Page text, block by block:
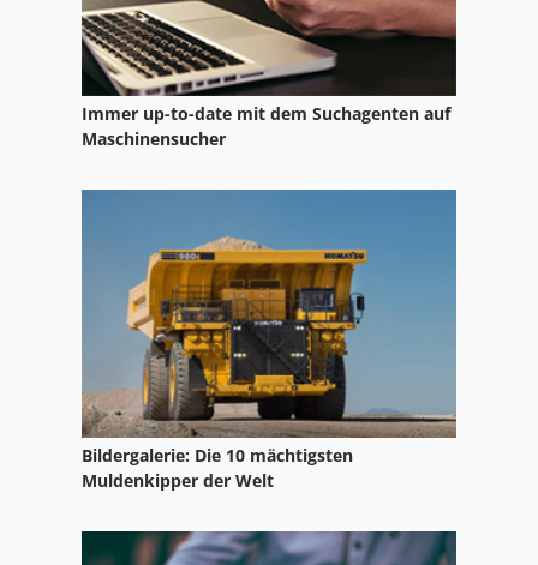
Immer up-to-date mit dem Suchagenten auf
Maschinensucher
Bildergalerie: Die 10 mächtigsten
Muldenkipper der Welt